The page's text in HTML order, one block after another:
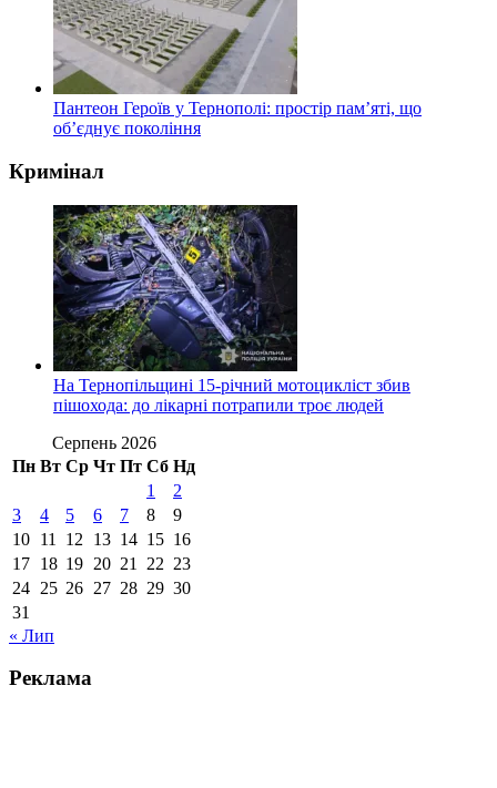
Пантеон Героїв у Тернополі: простір пам’яті, що
об’єднує покоління
Кримінал
На Тернопільщині 15-річний мотоцикліст збив
пішохода: до лікарні потрапили троє людей
Серпень 2026
Пн Вт Ср Чт Пт Сб Нд
1
2
3
4 5 6 7 8
9
10 11 12 13 14 15 16
17 18 19 20 21 22 23
24 25 26 27 28 29 30
31
« Лип
Реклама